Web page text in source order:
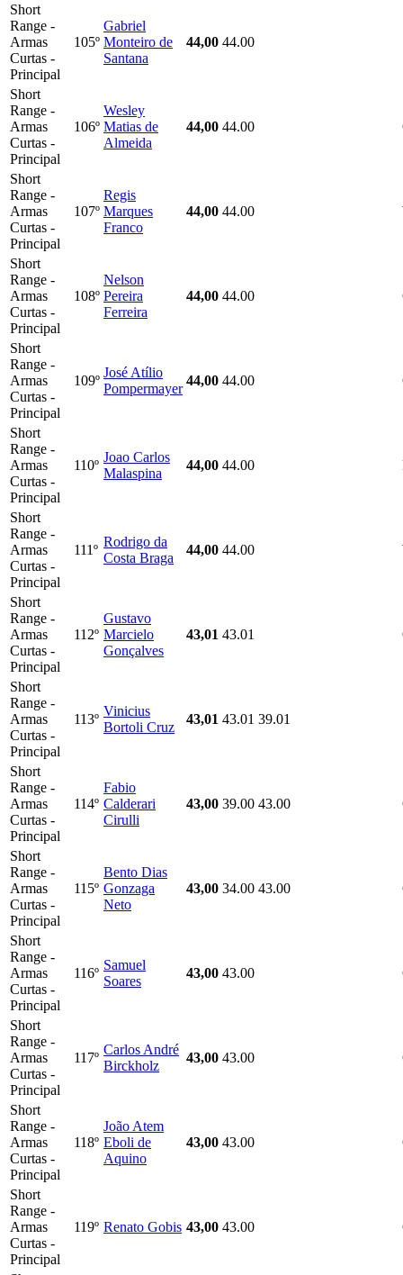
Short
Range -
Armas
Curtas -
Principal
105º
Gabriel
Monteiro de
Santana
44,00 44.00
Short
Range -
Armas
Curtas -
Principal
106º
Wesley
Matias de
Almeida
44,00 44.00
Short
Range -
Armas
Curtas -
Principal
107º
Regis
Marques
Franco
44,00 44.00
Short
Range -
Armas
Curtas -
Principal
108º
Nelson
Pereira
Ferreira
44,00 44.00
Short
Range -
Armas
Curtas -
Principal
109º
José Atílio
Pompermayer
44,00 44.00
Short
Range -
Armas
Curtas -
Principal
110º
Joao Carlos
Malaspina
44,00 44.00
Short
Range -
Armas
Curtas -
Principal
111º
Rodrigo da
Costa Braga
44,00 44.00
Short
Range -
Armas
Curtas -
Principal
112º
Gustavo
Marcielo
Gonçalves
43,01 43.01
Short
Range -
Armas
Curtas -
Principal
113º
Vinicius
Bortoli Cruz
43,01 43.01 39.01
Short
Range -
Armas
Curtas -
Principal
114º
Fabio
Calderari
Cirulli
43,00 39.00 43.00
Short
Range -
Armas
Curtas -
Principal
115º
Bento Dias
Gonzaga
Neto
43,00 34.00 43.00
Short
Range -
Armas
Curtas -
Principal
116º
Samuel
Soares
43,00 43.00
Short
Range -
Armas
Curtas -
Principal
117º
Carlos André
Birckholz
43,00 43.00
Short
Range -
Armas
Curtas -
Principal
118º
João Atem
Eboli de
Aquino
43,00 43.00
Short
Range -
Armas
Curtas -
Principal
119º Renato Gobis 43,00 43.00